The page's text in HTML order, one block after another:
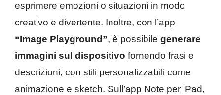
esprimere emozioni o situazioni in modo
creativo e divertente. Inoltre, con l’app
“Image Playground”, è possibile generare
immagini sul dispositivo fornendo frasi e
descrizioni, con stili personalizzabili come
animazione e sketch. Sull’app Note per iPad,